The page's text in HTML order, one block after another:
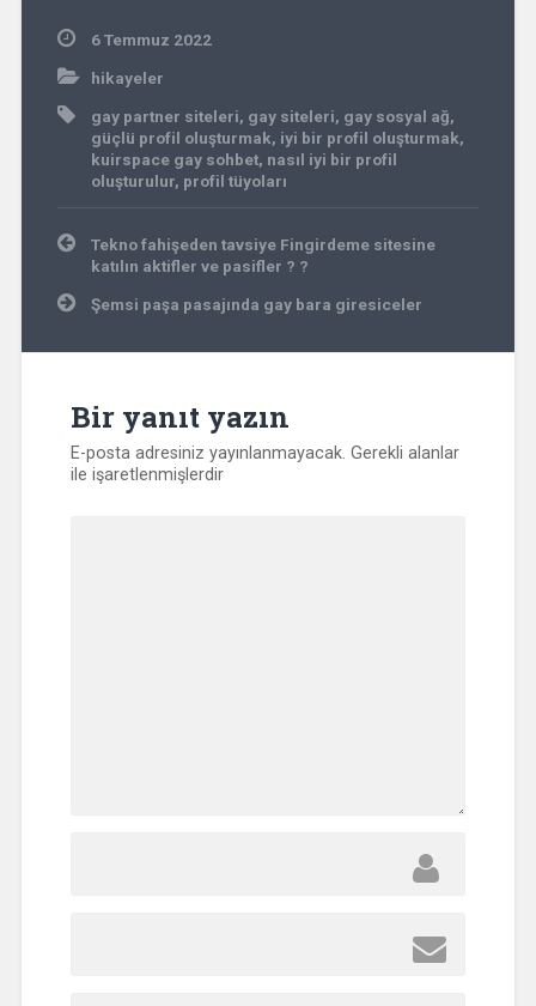
6 Temmuz 2022
hikayeler
gay partner siteleri, gay siteleri, gay sosyal ağ,
güçlü profil oluşturmak, iyi bir profil oluşturmak,
kuirspace gay sohbet, nasıl iyi bir profil
oluşturulur, profil tüyoları
Yazı
gezinmesi
Tekno fahişeden tavsiye Fingirdeme sitesine
katılın aktifler ve pasifler ? ?
Şemsi paşa pasajında gay bara giresiceler
Bir yanıt yazın
E-posta adresiniz yayınlanmayacak. Gerekli alanlar
ile işaretlenmişlerdir